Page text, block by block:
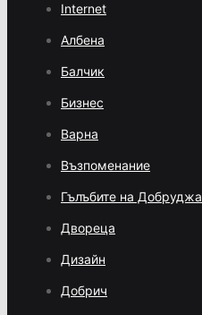
Internet
Албена
Балчик
Бизнес
Варна
Възпоменание
Гълъбите на Добруджа
Двореца
Дизайн
Добрич